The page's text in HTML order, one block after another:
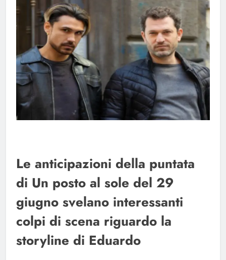
Le anticipazioni della puntata
di Un posto al sole del 29
giugno svelano interessanti
colpi di scena riguardo la
storyline di Eduardo